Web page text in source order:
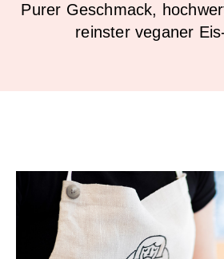
Purer Geschmack,
reinster veganer